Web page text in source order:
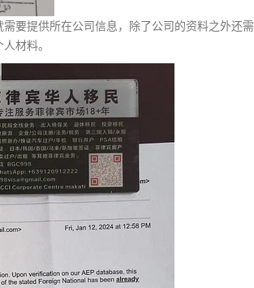
要提供所在公司信息，除了公司的资料之外还需
材料。